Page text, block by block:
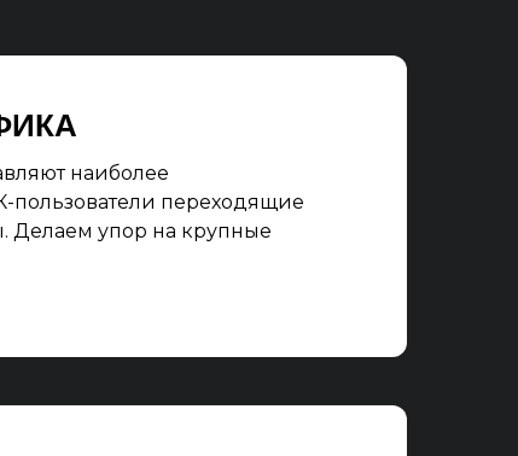
наиболее
пользователи переходящие
Делаем упор на крупные